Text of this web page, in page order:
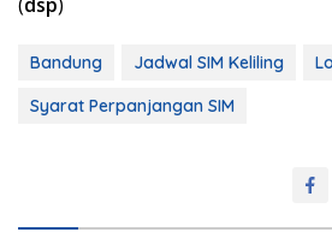
Bandung Jadwal SIM Keliling
Syarat Perpanjangan SIM